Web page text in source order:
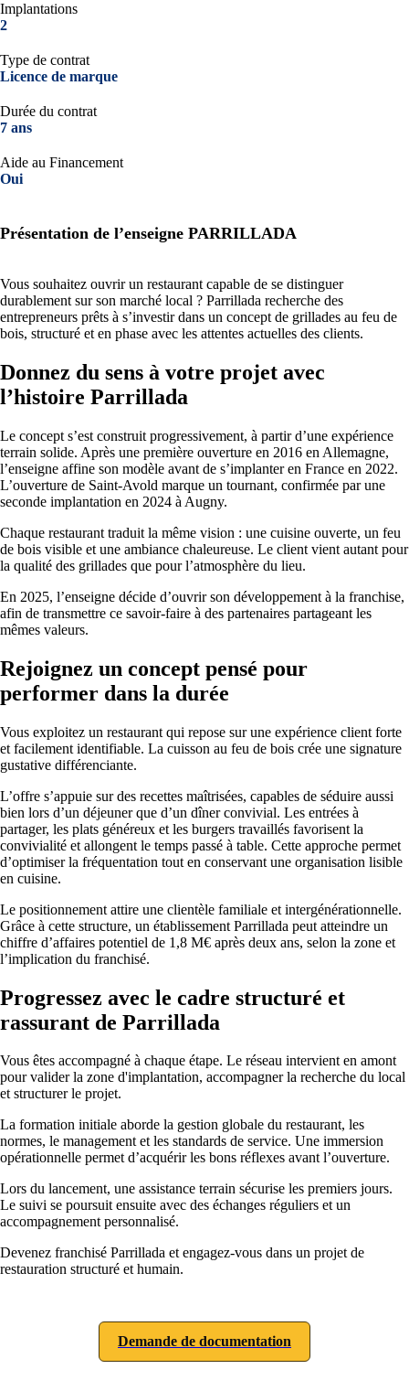
Implantations
2
Type de contrat
Licence de marque
Durée du contrat
7 ans
Aide au Financement
Oui
Présentation de l’enseigne PARRILLADA
Vous souhaitez ouvrir un restaurant capable de se distinguer
durablement sur son marché local ? Parrillada recherche des
entrepreneurs prêts à s’investir dans un concept de grillades au feu de
bois, structuré et en phase avec les attentes actuelles des clients.
Donnez du sens à votre projet avec
l’histoire Parrillada
Le concept s’est construit progressivement, à partir d’une expérience
terrain solide. Après une première ouverture en 2016 en Allemagne,
l’enseigne affine son modèle avant de s’implanter en France en 2022.
L’ouverture de Saint-Avold marque un tournant, confirmée par une
seconde implantation en 2024 à Augny.
Chaque restaurant traduit la même vision : une cuisine ouverte, un feu
de bois visible et une ambiance chaleureuse. Le client vient autant pour
la qualité des grillades que pour l’atmosphère du lieu.
En 2025, l’enseigne décide d’ouvrir son développement à la franchise,
afin de transmettre ce savoir-faire à des partenaires partageant les
mêmes valeurs.
Rejoignez un concept pensé pour
performer dans la durée
Vous exploitez un restaurant qui repose sur une expérience client forte
et facilement identifiable. La cuisson au feu de bois crée une signature
gustative différenciante.
L’offre s’appuie sur des recettes maîtrisées, capables de séduire aussi
bien lors d’un déjeuner que d’un dîner convivial. Les entrées à
partager, les plats généreux et les burgers travaillés favorisent la
convivialité et allongent le temps passé à table. Cette approche permet
d’optimiser la fréquentation tout en conservant une organisation lisible
en cuisine.
Le positionnement attire une clientèle familiale et intergénérationnelle.
Grâce à cette structure, un établissement Parrillada peut atteindre un
chiffre d’affaires potentiel de 1,8 M€ après deux ans, selon la zone et
l’implication du franchisé.
Progressez avec le cadre structuré et
rassurant de Parrillada
Vous êtes accompagné à chaque étape. Le réseau intervient en amont
pour valider la zone d'implantation, accompagner la recherche du local
et structurer le projet.
La formation initiale aborde la gestion globale du restaurant, les
normes, le management et les standards de service. Une immersion
opérationnelle permet d’acquérir les bons réflexes avant l’ouverture.
Lors du lancement, une assistance terrain sécurise les premiers jours.
Le suivi se poursuit ensuite avec des échanges réguliers et un
accompagnement personnalisé.
Devenez franchisé Parrillada et engagez-vous dans un projet de
restauration structuré et humain.
Demande de documentation